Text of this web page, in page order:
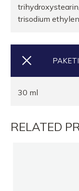
trisodium
30 ml
RELATED